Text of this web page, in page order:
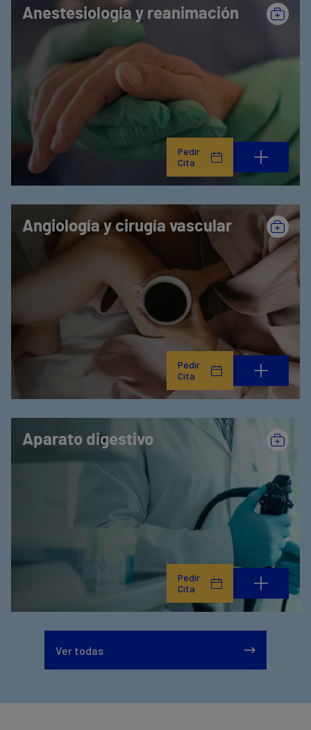
Anestesiología y reanimación
Pedir
Cita
Angiología y cirugía vascular
Pedir
Cita
Aparato digestivo
Pedir
Cita
Ver todas